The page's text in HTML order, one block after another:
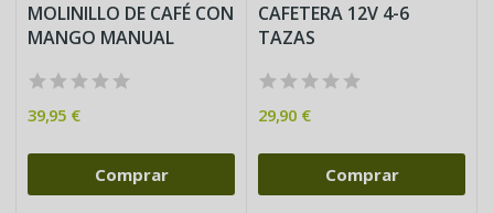
MOLINILLO DE CAFÉ CON
MANGO MANUAL
39,95 €
Comprar
CAFETERA 12V 4-6
TAZAS
29,90 €
Comprar